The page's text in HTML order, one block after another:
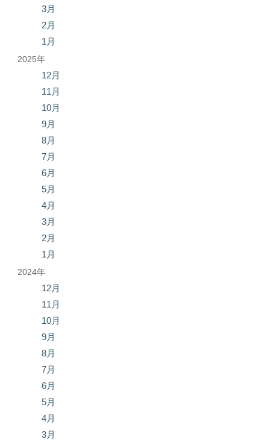
3月
2月
1月
2025年
12月
11月
10月
9月
8月
7月
6月
5月
4月
3月
2月
1月
2024年
12月
11月
10月
9月
8月
7月
6月
5月
4月
3月